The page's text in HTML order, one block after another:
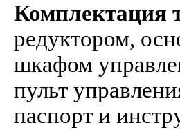
Комплектация
редуктором,
шкафом
пульт
паспорт и